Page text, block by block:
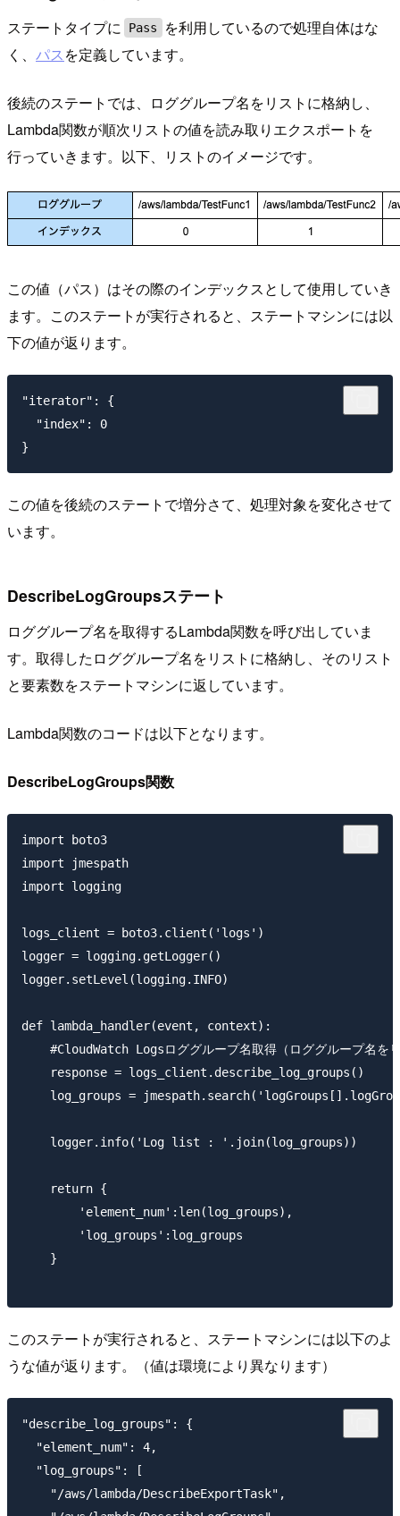
ステートタイプに Pass
を利用しているので処理自体はな
く、 パスを定義しています。
後続のステートでは、ロググループ名をリストに格納し、
Lambda関数が順次リストの値を読み取りエクスポートを
行っていきます。以下、リストのイメージです。
この値（パス）はその際のインデックスとして使用していき
ます。このステートが実行されると、ステートマシンには以
下の値が返ります。
"iterator": {
  "index": 0
この値を後続のステートで増分さて、処理対象を変化させて
います。
DescribeLogGroupsステート
ロググループ名を取得するLambda関数を呼び出していま
す。取得したロググループ名をリストに格納し、そのリスト
と要素数をステートマシンに返しています。
Lambda関数のコードは以下となります。
DescribeLogGroups関数
import boto3
import jmespath
import logging
logs_client = boto3.client('logs')
logger = logging.getLogger()
logger.setLevel(logging.INFO)
def lambda_handler(event, context):
#CloudWatch Logsロググループ名取得（ロググループ名を
    response = logs_client.describe_log_groups()
log_groups =
    logger.info('Log list : '.join(log_groups))
    return {
        'element_num':len(log_groups),
        'log_groups':log_groups
    }
このステートが実行されると、ステートマシンには以下のよ
うな値が返ります。（値は環境により異なります）
"describe_log_groups": {
  "element_num": 4,
  "log_groups": [
    "/aws/lambda/DescribeExportTask",